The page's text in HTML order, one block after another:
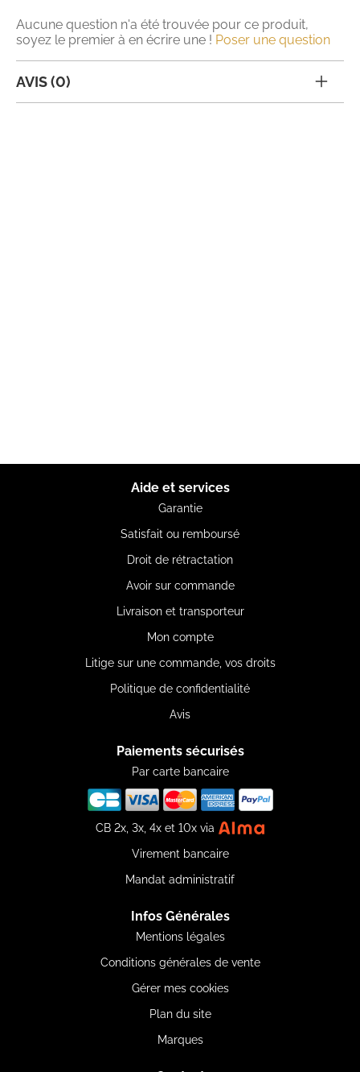
Aucune question n'a été trouvée pour ce produit,
soyez le premier à en écrire une ! Poser une question
AVIS (0)
Aide et services
Garantie
Satisfait ou remboursé
Droit de rétractation
Avoir sur commande
Livraison et transporteur
Mon compte
Litige sur une commande, vos droits
Politique de confidentialité
Avis
Paiements sécurisés
Par carte bancaire
CB 2x, 3x, 4x et 10x via
Virement bancaire
Mandat administratif
Infos Générales
Mentions légales
Conditions générales de vente
Gérer mes cookies
Plan du site
Marques